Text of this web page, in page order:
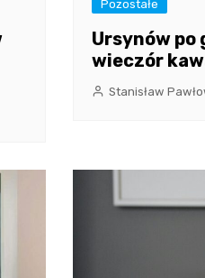
Pozostałe
Ursynów po
wieczór
Stanisław